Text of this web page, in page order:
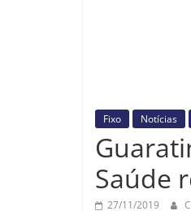
Fixo Notícias
Saúde
27/11/2019